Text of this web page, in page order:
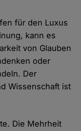
für den Luxus
kann es
von Glauben
oder
Der
Wissenschaft ist
Die Mehrheit